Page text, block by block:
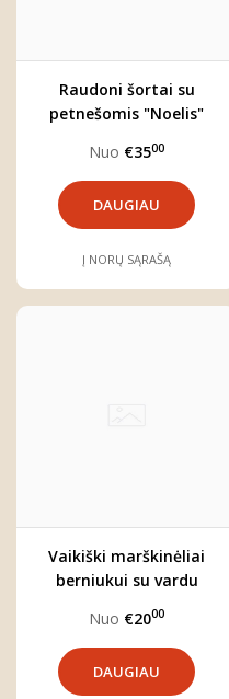
Raudoni šortai su
petnešomis "Noelis"
Nuo €3500
DAUGIAU
Į NORŲ SĄRAŠĄ
Vaikiški marškinėliai
berniukui su vardu
Nuo €2000
DAUGIAU